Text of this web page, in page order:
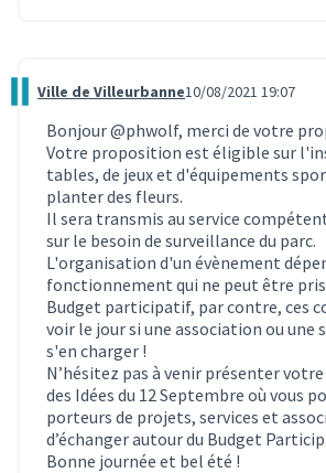
Commentaire 915
Ville de Villeurbanne10/08/2021 19:07
Bonjour@phwolf, merci de votre
Votre proposition est éligible sur
tables, de jeux et d'équipements
planter des fleurs.
Il sera transmis au service
sur le besoin de surveillance du parc.
L'organisation d'un évènement
fonctionnement qui ne peut être
Budget participatif, par contre, ces
voir le jour si une association ou une
s'en charger !
N’hésitez pas à venir présenter
des Idées du 12 Septembre où vous
porteurs de projets, services et
d’échanger autour du Budget
Bonne journée et bel été !